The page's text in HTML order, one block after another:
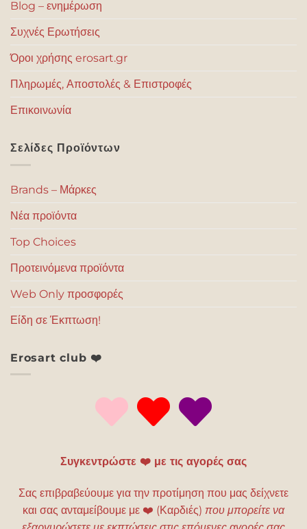
Blog – ενημέρωση
Συχνές Ερωτήσεις
Όροι χρήσης erosart.gr
Πληρωμές, Αποστολές & Επιστροφές
Επικοινωνία
Σελίδες Προϊόντων
Brands – Μάρκες
Νέα προϊόντα
Top Choices
Προτεινόμενα προϊόντα
Web Only προσφορές
Είδη σε Έκπτωση!
Erosart club ❤️
Συγκεντρώστε ❤️ με τις αγορές σας
Σας επιβραβεύουμε για την προτίμηση που μας δείχνετε
και σας ανταμείβουμε με ❤️ (Καρδιές) που μπορείτε να